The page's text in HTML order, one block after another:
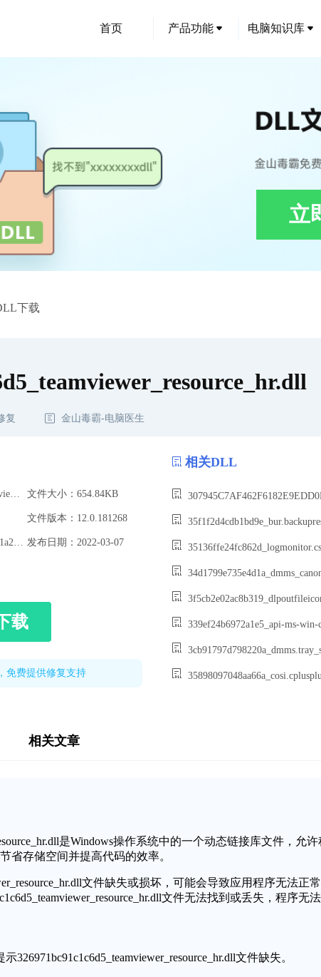
首页 产品功能 电脑知识库
立
下载
下
复 金山毒霸-电脑医生
文件大小：654.84KB
文件版本：12.0.181268
发布日期：2022-03-07
载
免费提供修复支持
相关DLL
339ef24b6972a1e5_api-ms-win-crt-environment-l1-1-
相关文章
是Windows操作系统中的一个动态链接库文件，允
省存储空间并提高代码的效率。
文件缺失或损坏，可能会导致应用程序无法正
文件无法找到或丢失，程序无
文件缺失。